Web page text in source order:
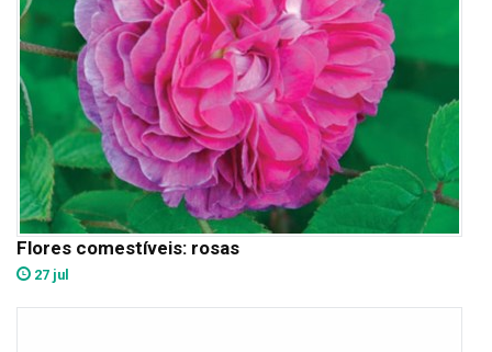
Flores comestíveis: rosas
27 jul